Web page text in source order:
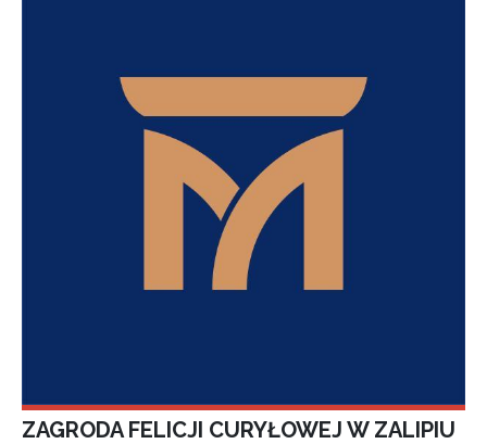
ZAGRODA FELICJI CURYŁOWEJ W ZALIPIU